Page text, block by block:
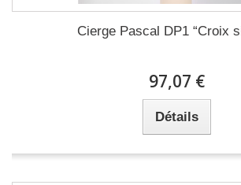
Cierge Pascal DP1 “Croix
97,07 €
Détails